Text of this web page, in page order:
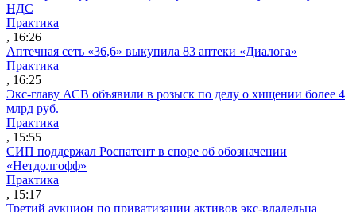
НДС
Практика
, 16:26
Аптечная сеть «36,6» выкупила 83 аптеки «Диалога»
Практика
, 16:25
Экс-главу АСВ объявили в розыск по делу о хищении более 4
млрд руб.
Практика
, 15:55
СИП поддержал Роспатент в споре об обозначении
«Нетдолгофф»
Практика
, 15:17
Третий аукцион по приватизации активов экс-владельца